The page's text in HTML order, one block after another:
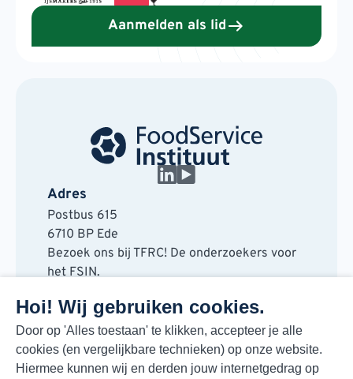
Hoi! Wij gebruiken cookies.
Door op 'Alles toestaan' te klikken, accepteer je alle
cookies (en vergelijkbare technieken) op onze website.
Hiermee kunnen wij en derden jouw internetgedrag op
Aanmelden als lid
Adres
Postbus 615
6710 BP Ede
Bezoek ons bij TFRC! De onderzoekers voor
het FSIN.
6717 LT Ede
Contact
088 730 48 00
info@fsin.nl